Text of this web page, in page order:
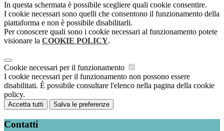
In questa schermata è possibile scegliere quali cookie consentire.
I cookie necessari sono quelli che consentono il funzionamento della
piattaforma e non è possibile disabilitarli.
Per conoscere quali sono i cookie necessari al funzionamento potete
visionare la COOKIE POLICY.
Cookie necessari per il funzionamento
I cookie necessari per il funzionamento non possono essere
disabilitati. È possibile consultare l'elenco nella pagina della cookie
policy.
Accetta tutti Salva le preferenze
Contatti